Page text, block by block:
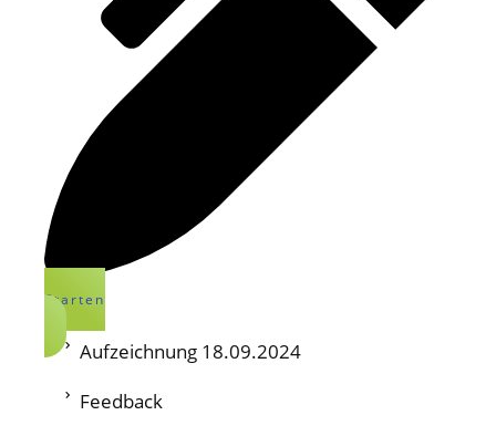
Starten
Aufzeichnung 18.09.2024
Feedback